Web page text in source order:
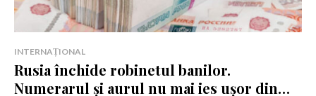
INTERNAȚIONAL
Rusia închide robinetul banilor.
Numerarul și aurul nu mai ies ușor din